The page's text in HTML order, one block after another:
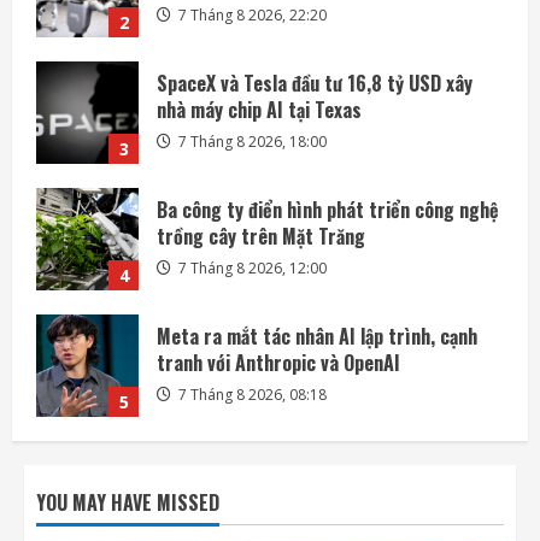
3 7 Tháng 8 2026, 18:00
4
Ba công ty điển hình phát triển công nghệ
trồng cây trên Mặt Trăng
7 Tháng 8 2026, 12:00
5
Meta ra mắt tác nhân AI lập trình, cạnh
tranh với Anthropic và OpenAI
7 Tháng 8 2026, 08:18
1
SoftBank không chỉ đầu tư vào AI mà còn
lãi lớn nhờ mua cổ phần Intel
7 Tháng 8 2026, 22:27
2
triển AI cho robot hình người
7 Tháng 8 2026, 22:20
YOU MAY HAVE MISSED